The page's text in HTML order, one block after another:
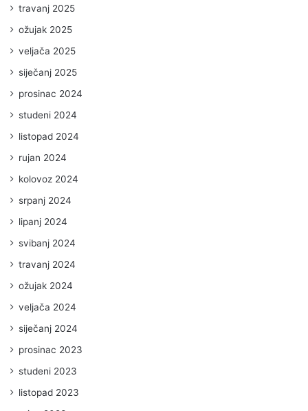
travanj 2025
ožujak 2025
veljača 2025
siječanj 2025
prosinac 2024
studeni 2024
listopad 2024
rujan 2024
kolovoz 2024
srpanj 2024
lipanj 2024
svibanj 2024
travanj 2024
ožujak 2024
veljača 2024
siječanj 2024
prosinac 2023
studeni 2023
listopad 2023